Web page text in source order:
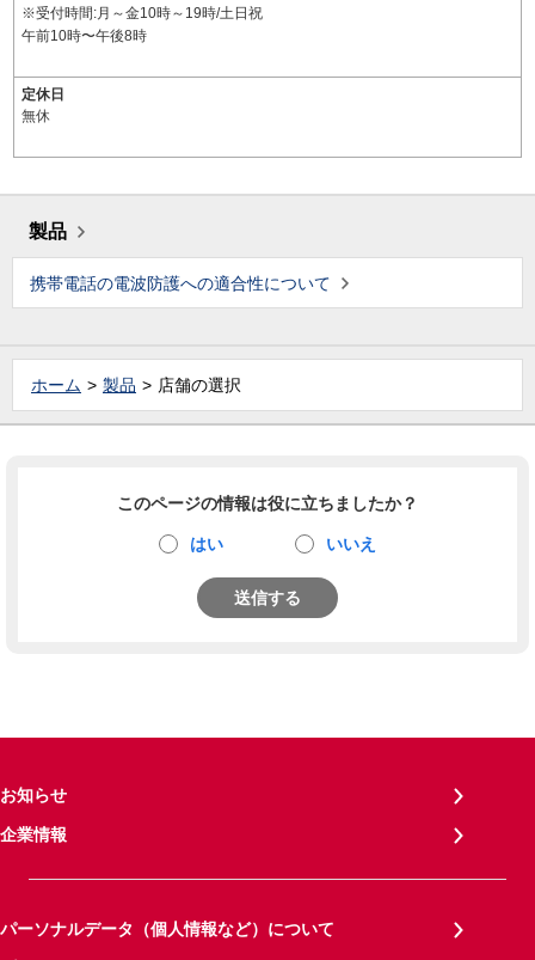
※受付時間:月～金10時～19時/土日祝
午前10時〜午後8時
定休日
無休
製品
携帯電話の電波防護への適合性について
ホーム 製品 店舗の選択
このページの情報は役に立ちましたか？
はい いいえ
送信する
お知らせ
企業情報
パーソナルデータ（個人情報など）について